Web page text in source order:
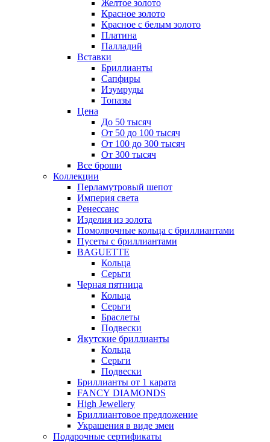
Желтое золото
Красное золото
Красное с белым золото
Платина
Палладий
Вставки
Бриллианты
Сапфиры
Изумруды
Топазы
Цена
До 50 тысяч
От 50 до 100 тысяч
От 100 до 300 тысяч
От 300 тысяч
Все броши
Коллекции
Перламутровый шепот
Империя света
Ренессанс
Изделия из золота
Помолвочные кольца с бриллиантами
Пусеты с бриллиантами
BAGUETTE
Кольца
Серьги
Черная пятница
Кольца
Серьги
Браслеты
Подвески
Якутские бриллианты
Кольца
Серьги
Подвески
Бриллианты от 1 карата
FANCY DIAMONDS
High Jewellery
Бриллиантовое предложение
Украшения в виде змеи
Подарочные сертификаты